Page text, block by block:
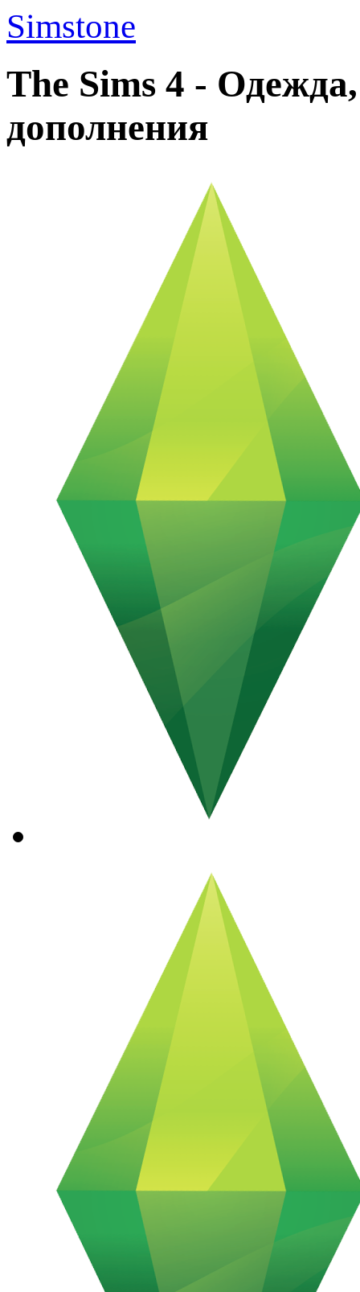
Simstone
The Sims 4 -
дополнения